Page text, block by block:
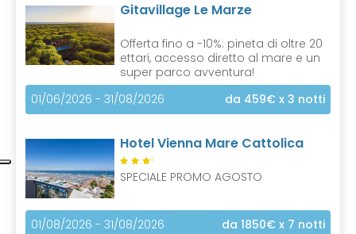
Gitavillage Le Marze
Offerta fino a -10%: pineta di oltre 20
ettari, accesso diretto al mare e un
super parco avventura!
01/06/2026 - 31/08/2026
da 459€ x 3 notti
Hotel Vienna Mare Cattolica
S
SPECIALE PROMO AGOSTO
01/08/2026 - 31/08/2026 da 1850€ x 7 notti